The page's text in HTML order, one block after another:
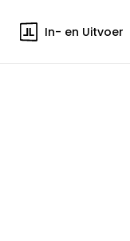
In- en Uitvoer